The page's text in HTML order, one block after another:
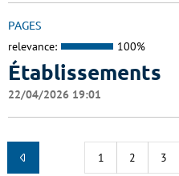
PAGES
relevance: 100%
Établissements
22/04/2026 19:01
1 2 3